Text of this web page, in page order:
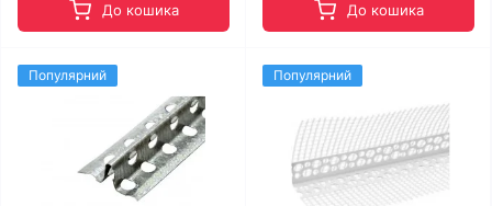
До кошика До кошика
Популярний Популярний